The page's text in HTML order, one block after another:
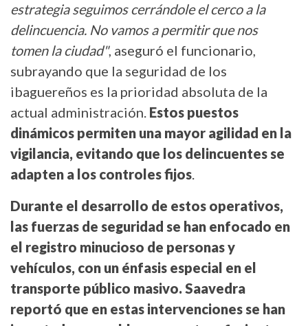
estrategia seguimos cerrándole el cerco a la
delincuencia. No vamos a permitir que nos
tomen la ciudad", aseguró el funcionario,
subrayando que la seguridad de los
ibaguereños es la prioridad absoluta de la
actual administración. Estos puestos
dinámicos permiten una mayor agilidad en la
vigilancia, evitando que los delincuentes se
adapten a los controles fijos.
Durante el desarrollo de estos operativos,
las fuerzas de seguridad se han enfocado en
el registro minucioso de personas y
vehículos, con un énfasis especial en el
transporte público masivo. Saavedra
reportó que en estas intervenciones se han